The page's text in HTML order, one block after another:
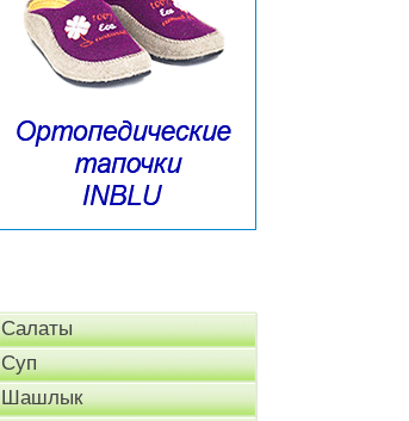
Салаты
Суп
Шашлык